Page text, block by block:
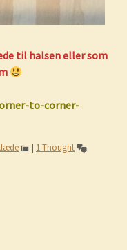
til halsen eller som
to-corner-
| 1 Thought